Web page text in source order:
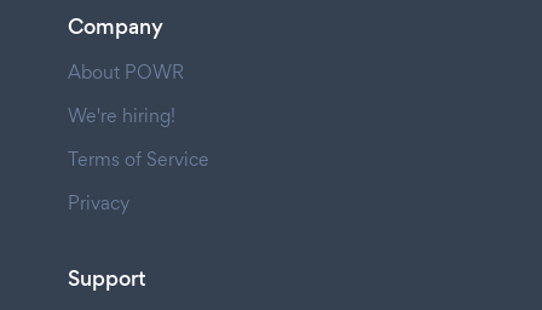
Company
About POWR
We're hiring!
Terms of Service
Privacy
Support